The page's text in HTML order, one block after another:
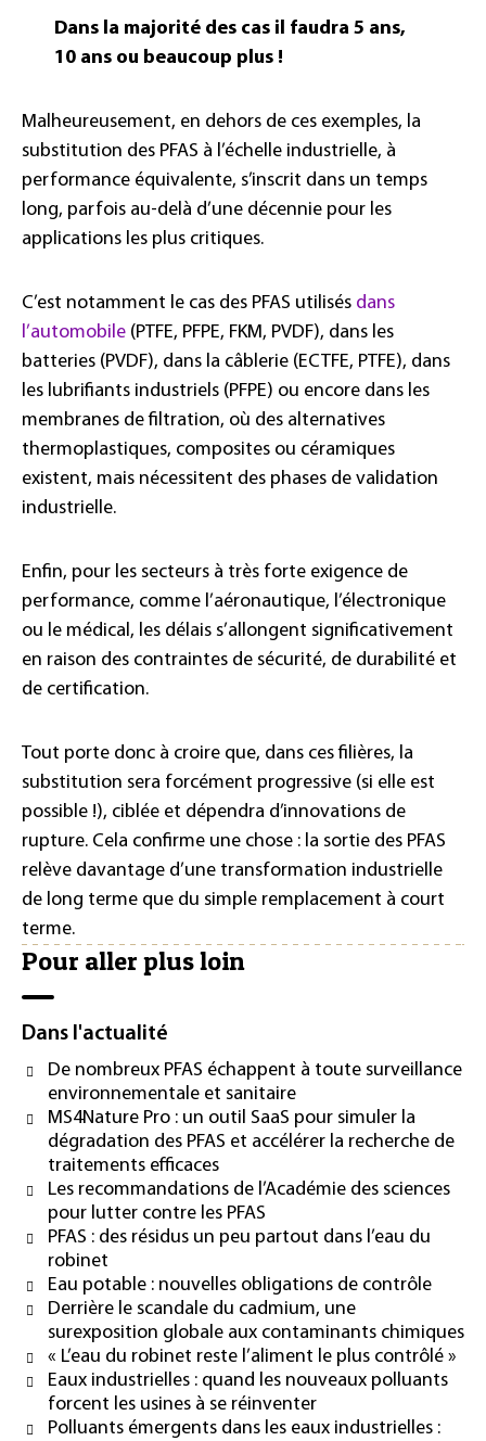
Dans la majorité des cas il faudra 5 ans,
10 ans ou beaucoup plus !
Malheureusement, en dehors de ces exemples, la
substitution des PFAS à l’échelle industrielle, à
performance équivalente, s’inscrit dans un temps
long, parfois au-delà d’une décennie pour les
applications les plus critiques.
C’est notamment le cas des PFAS utilisés dans
l’automobile (PTFE, PFPE, FKM, PVDF), dans les
batteries (PVDF), dans la câblerie (ECTFE, PTFE), dans
les lubrifiants industriels (PFPE) ou encore dans les
membranes de filtration, où des alternatives
thermoplastiques, composites ou céramiques
existent, mais nécessitent des phases de validation
industrielle.
Enfin, pour les secteurs à très forte exigence de
performance, comme l’aéronautique, l’électronique
ou le médical, les délais s’allongent significativement
en raison des contraintes de sécurité, de durabilité et
de certification.
Tout porte donc à croire que, dans ces filières, la
substitution sera forcément progressive (si elle est
possible !), ciblée et dépendra d’innovations de
rupture. Cela confirme une chose : la sortie des PFAS
relève davantage d’une transformation industrielle
de long terme que du simple remplacement à court
terme.
Pour aller plus loin
Dans l'actualité
De nombreux PFAS échappent à toute surveillance
environnementale et sanitaire
MS4Nature Pro : un outil SaaS pour simuler la
dégradation des PFAS et accélérer la recherche de
traitements efficaces
Les recommandations de l’Académie des sciences
pour lutter contre les PFAS
PFAS : des résidus un peu partout dans l’eau du
robinet
Eau potable : nouvelles obligations de contrôle
Derrière le scandale du cadmium, une
surexposition globale aux contaminants chimiques
« L’eau du robinet reste l’aliment le plus contrôlé »
Eaux industrielles : quand les nouveaux polluants
forcent les usines à se réinventer
Polluants émergents dans les eaux industrielles :